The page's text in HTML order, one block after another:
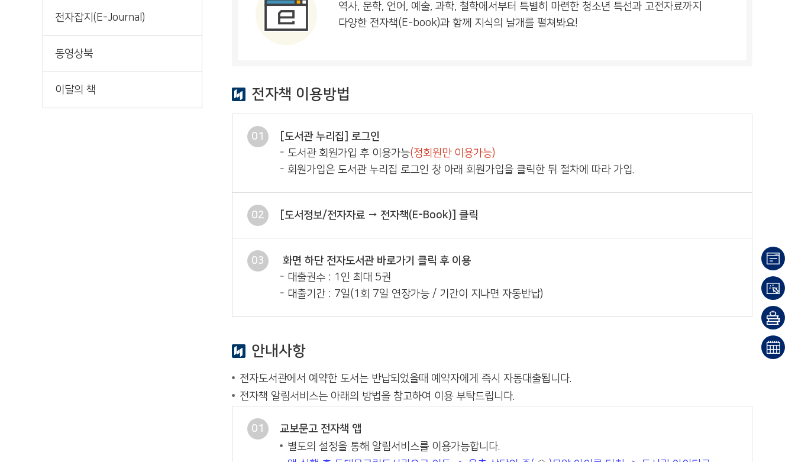
전자잡지(E-Journal)
동영상북
이달의 책
역사, 문학, 언어, 예술, 과학, 철학에서부터 특별히 마련한 청소년 특선과 고전자료까지
다양한 전자책(E-book)과 함께 지식의 날개를 펼쳐봐요!
전자책 이용방법
01
[도서관 누리집] 로그인
도서관 회원가입 후 이용가능(정회원만 이용가능)
회원가입은 도서관 누리집 로그인 창 아래 회원가입을 클릭한 뒤 절차에 따라 가입.
02 [도서정보/전자자료 → 전자책(E-Book)] 클릭
03
화면 하단 전자도서관 바로가기 클릭 후 이용
대출권수 : 1인 최대 5권
대출기간 : 7일(1회 7일 연장가능 / 기간이 지나면 자동반납)
안내사항
전자도서관에서 예약한 도서는 반납되었을때 예약자에게 즉시 자동대출됩니다.
전자책 알림서비스는 아래의 방법을 참고하여 이용 부탁드립니다.
01
교보문고 전자책 앱
별도의 설정을 통해 알림서비스를 이용가능합니다.
이용
안내
대출/
반납
조회
희망